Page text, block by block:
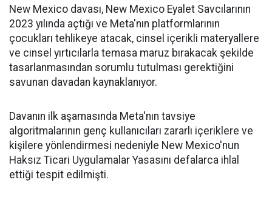
New Mexico davası, New Mexico Eyalet Savcılarının
2023 yılında açtığı ve Meta'nın platformlarının
çocukları tehlikeye atacak, cinsel içerikli materyallere
ve cinsel yırtıcılarla temasa maruz bırakacak şekilde
tasarlanmasından sorumlu tutulması gerektiğini
savunan davadan kaynaklanıyor.
Davanın ilk aşamasında Meta'nın tavsiye
algoritmalarının genç kullanıcıları zararlı içeriklere ve
kişilere yönlendirmesi nedeniyle New Mexico'nun
Haksız Ticari Uygulamalar Yasasını defalarca ihlal
ettiği tespit edilmişti.